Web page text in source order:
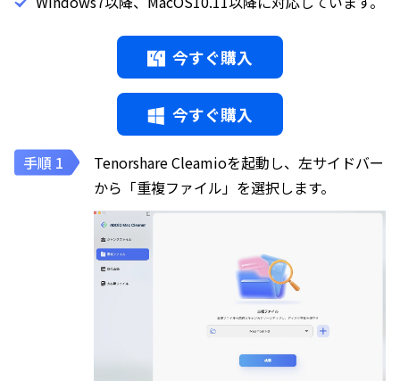
今すぐ購入
今すぐ購入
Tenorshare Cleamioを起動し、左サイドバー
から「重複ファイル」を選択します。